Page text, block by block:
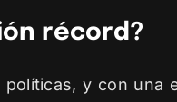
récord?
y con una